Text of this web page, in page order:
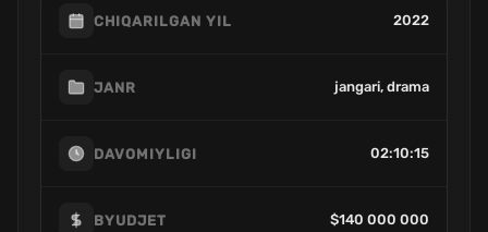
CHIQARILGAN YIL 2022
JANR jangari, drama
DAVOMIYLIGI 02:10:15
BYUDJET $140 000 000